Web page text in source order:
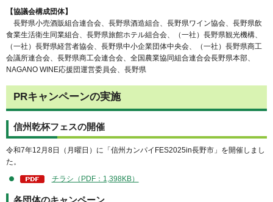
【協議会構成団体】
長野県小売酒販組合連合会、長野県酒造組合、長野県ワイン協会、長野県飲
食業生活衛生同業組合、長野県旅館ホテル組合会、（一社）長野県観光機構、
（一社）長野県経営者協会、長野県中小企業団体中央会、（一社）長野県商工
会議所連合会、長野県商工会連合会、全国農業協同組合連合会長野県本部、
NAGANO WINE応援団運営委員会、長野県
PRキャンペーンの実施
信州乾杯フェスの開催
令和7年12月8日（月曜日）に「信州カンパイFES2025in長野市」を開催しまし
た。
チラシ（PDF：1,398KB）
各団体のキャンペーン